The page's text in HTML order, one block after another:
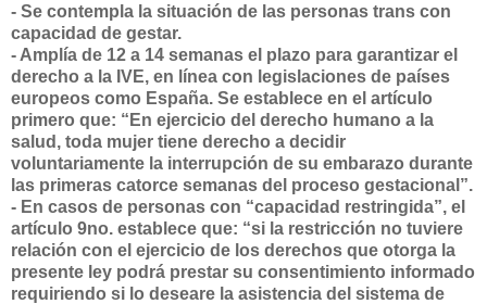
- Se contempla la situación de las personas trans con
capacidad de gestar.
- Amplía de 12 a 14 semanas el plazo para garantizar el
derecho a la IVE, en línea con legislaciones de países
europeos como España. Se establece en el artículo
primero que: “En ejercicio del derecho humano a la
salud, toda mujer tiene derecho a decidir
voluntariamente la interrupción de su embarazo durante
las primeras catorce semanas del proceso gestacional”.
- En casos de personas con “capacidad restringida”, el
artículo 9no. establece que: “si la restricción no tuviere
relación con el ejercicio de los derechos que otorga la
presente ley podrá prestar su consentimiento informado
requiriendo si lo deseare la asistencia del sistema de